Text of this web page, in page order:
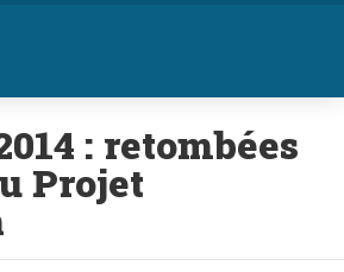
: retombées
Projet